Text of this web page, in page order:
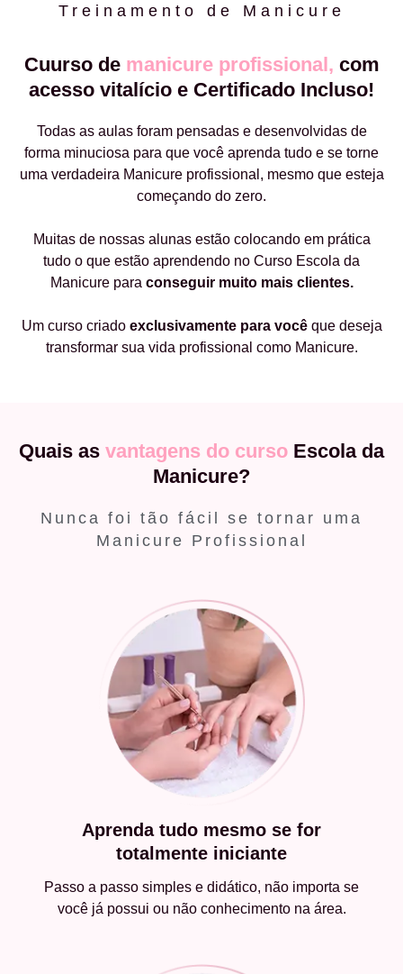
Treinamento de Manicure
Cuurso de manicure profissional, com
acesso vitalício e Certificado Incluso!
Todas as aulas foram pensadas e desenvolvidas de
forma minuciosa para que você aprenda tudo e se torne
uma verdadeira Manicure profissional, mesmo que esteja
começando do zero.
Muitas de nossas alunas estão colocando em prática
tudo o que estão aprendendo no Curso Escola da
Manicure para conseguir muito mais clientes.
Um curso criado exclusivamente para vocêque deseja
transformar sua vida profissional como Manicure.
Quais as vantagens do curso Escola da
Manicure?
Nunca foi tão fácil se tornar uma
Manicure Profissional
Aprenda tudo mesmo se for
totalmente iniciante
Passo a passo simples e didático, não importa se
você já possui ou não conhecimento na área.